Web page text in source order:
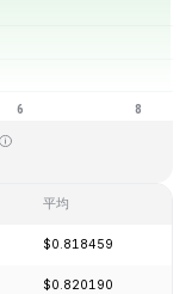
平均
$0.818459
$0.820190